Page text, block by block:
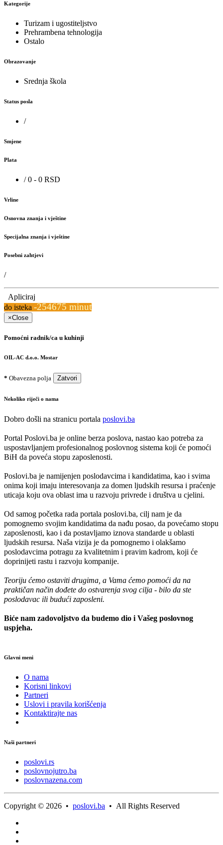
Kategorije
Turizam i ugostiteljstvo
Prehrambena tehnologija
Ostalo
Obrazovanje
Srednja škola
Status posla
/
Smjene
Plata
/ 0 - 0 RSD
Vrline
Osnovna znanja i vještine
Specijalna znanja i vještine
Posebni zahtjevi
/
Apliciraj
do isteka -254675 minut
×Close
Pomoćni radnik/ca u kuhinji
OIL-AC d.o.o. Mostar
* Obavezna polja Zatvori
Nekoliko riječi o nama
Dobro došli na stranicu portala poslovi.ba
Portal Poslovi.ba je online berza poslova, nastao kao potreba za
uspostavljanjem profesionalnog poslovnog sistema koji će pomoći
BiH da poveća stopu zaposlenosti.
Poslovi.ba je namijenjen poslodavcima i kandidatima, kao i svima
onima koji imaju interesovanja za domen ljudskih resursa i praćenje
uticaja koju ova oblast ima u razvoju privrede i društva u cjelini.
Od samog početka rada portala poslovi.ba, cilj nam je da
pomognemo svojim kandidatima da nađu posao, da povećamo stopu
zaposlenosti, kao i da postavljamo iznova standarde u oblasti
ljudskih resursa. Naša vizija je da pomognemo i olakšamo
poslodavcima potragu za kvalitetnim i pravim kadrom, koji će
doprinijeti rastu i razvoju kompanije.
Teoriju ćemo ostaviti drugima, a Vama ćemo pomoći da na
praktičan način dođete do ostvarenja svog cilja - bilo da ste
poslodavac ili budući zaposleni.
Biće nam zadovoljstvo da budemo dio i Vašeg poslovnog
uspjeha.
Glavni meni
O nama
Korisni linkovi
Partneri
Uslovi i pravila korišćenja
Kontaktirajte nas
Naši partneri
poslovi.rs
poslovnojutro.ba
poslovnazena.com
Copyright © 2026 • poslovi.ba • All Rights Reserved